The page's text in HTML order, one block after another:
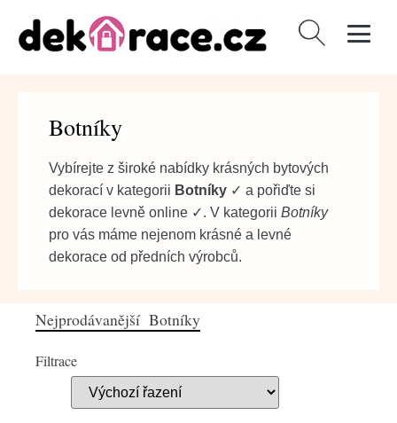
Vyhledávání
Botníky
Vybírejte z široké nabídky krásných bytových
dekorací v kategorii Botníky ✓ a pořiďte si
dekorace levně online ✓. V kategorii Botníky
pro vás máme nejenom krásné a levné
dekorace od předních výrobců.
Nejprodávanější Botníky
Filtrace